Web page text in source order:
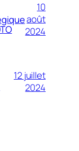
10
août
2024
12 juillet
2024